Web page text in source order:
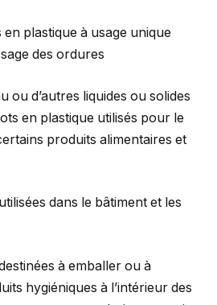
plastique à usage unique
des ordures
ou d’autres liquides ou solides
en plastique utilisés pour le
produits alimentaires et
dans le bâtiment et les
à emballer ou à
hygiéniques à l’intérieur des